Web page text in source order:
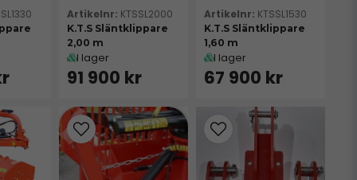
KTSSL2000
K.T.S Släntklippare
2,00 m
I lager
91 900 kr
KTSSL1530
K.T.S Släntklippare
1,60 m
I lager
67 900 kr